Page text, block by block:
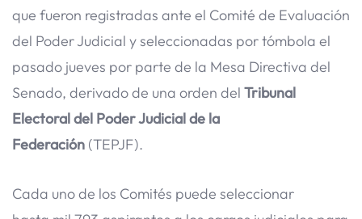
que fueron registradas ante el Comité de Evaluación
del Poder Judicial y seleccionadas por tómbola el
pasado jueves por parte de la Mesa Directiva del
Senado, derivado de una orden del Tribunal
Electoral del Poder Judicial de la
Federación (TEPJF).
Cada uno de los Comités puede seleccionar